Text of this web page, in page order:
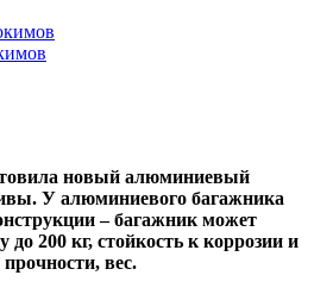
новый алюминиевый
У алюминиевого багажника
– багажник может
200 кг, стойкость к коррозии и
вес.